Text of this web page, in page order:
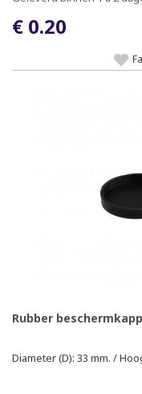
€ 0.20
Rubber
Diameter (D): 33 mm. /